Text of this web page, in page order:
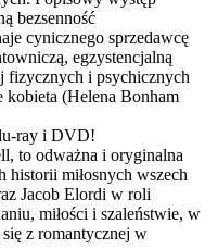
bezsenność
cynicznego sprzedawcę
egzystencjalną
fizycznych i psychicznych
kobieta (Helena Bonham
ray i DVD!
to odważna i oryginalna
historii miłosnych wszech
Jacob Elordi w roli
miłości i szaleństwie, w
z romantycznej w